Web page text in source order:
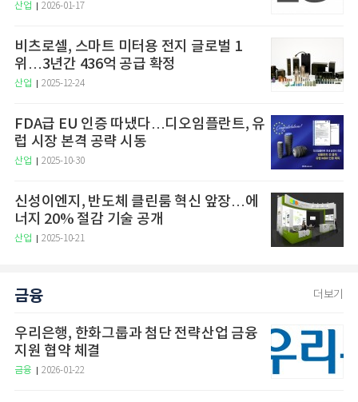
산업 2026-01-17
비츠로셀, 스마트 미터용 전지 글로벌 1
위…3년간 436억 공급 확정
산업 2025-12-24
FDA급 EU 인증 따냈다…디오임플란트, 유
럽 시장 본격 공략 시동
산업 2025-10-30
신성이엔지, 반도체 클린룸 혁신 앞장…에
너지 20% 절감 기술 공개
산업 2025-10-21
금융 더보기
우리은행, 한화그룹과 첨단 전략산업 금융
지원 협약 체결
금융 2026-01-22